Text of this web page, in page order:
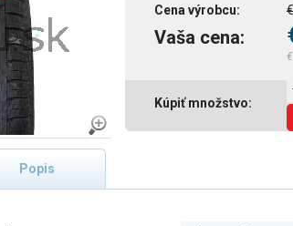
Cena výrobcu:
Vaša cena:
Kúpiť množstvo:
Popis